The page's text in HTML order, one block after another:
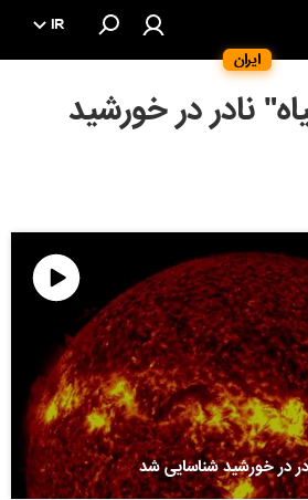
ایران
IR
نادر در خورشید
در خورشید شناسایی شد